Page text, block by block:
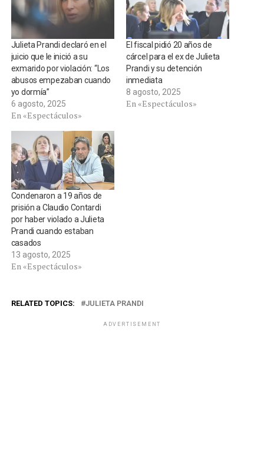
Julieta Prandi declaró en el
juicio que le inició a su
exmarido por violación: “Los
abusos empezaban cuando
yo dormía”
6 agosto, 2025
En «Espectáculos»
El fiscal pidió 20 años de
cárcel para el ex de Julieta
Prandi y su detención
inmediata
8 agosto, 2025
En «Espectáculos»
Condenaron a 19 años de
prisión a Claudio Contardi
por haber violado a Julieta
Prandi cuando estaban
casados
13 agosto, 2025
En «Espectáculos»
RELATED TOPICS: JULIETA PRANDI
ADVERTISEMENT